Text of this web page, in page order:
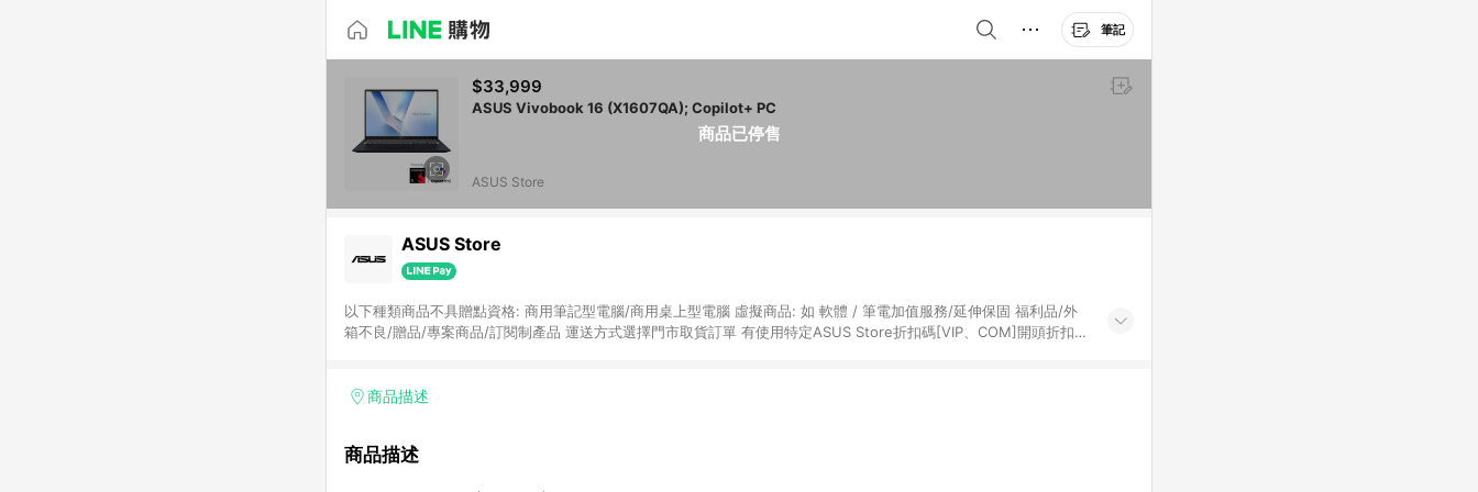
筆記
商品已停售
$33,999
ASUS Vivobook 16 (X1607QA); Copilot+ PC
ASUS Store
ASUS Store
以下種類商品不具贈點資格: 商用筆記型電腦/商用桌上型電腦 虛擬商品: 如 軟體 / 筆電加值服務/延伸保固 福利品/外
箱不良/贈品/專案商品/訂閱制產品 運送方式選擇門市取貨訂單 有使用特定ASUS Store折扣碼[VIP、COM]開頭折扣
商品描述
商品描述